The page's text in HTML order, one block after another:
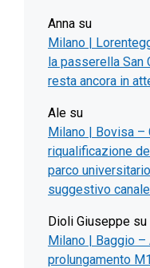
Anna su
Milano |
la passerella San
resta ancora in
Ale su
Milano | Bovisa –
riqualificazione
parco
suggestivo
Dioli Giuseppe su
Milano | Baggio –
prolungamento